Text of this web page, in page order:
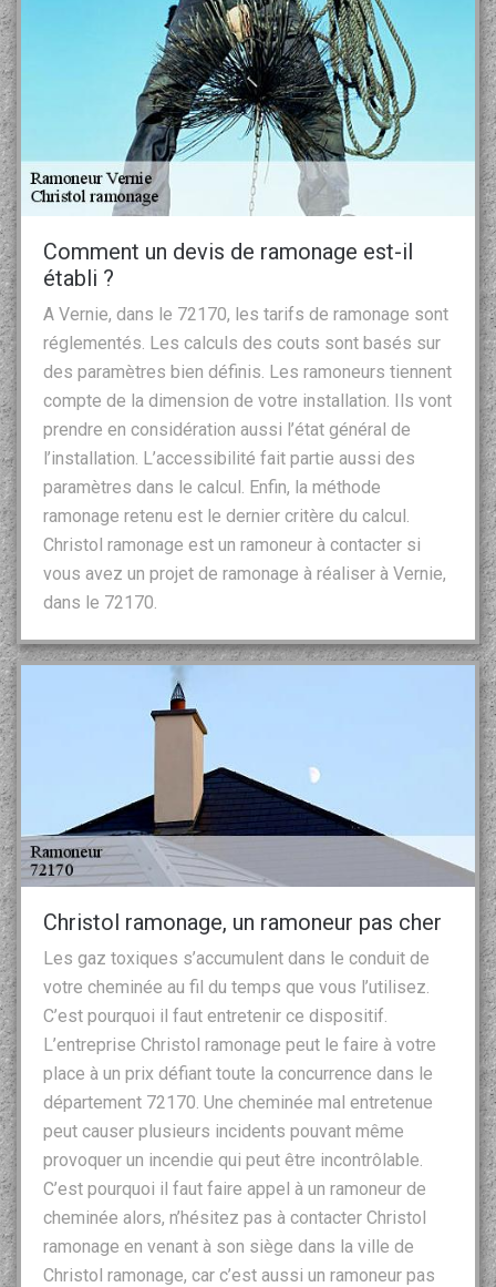
Comment un devis de ramonage est-il
établi ?
A Vernie, dans le 72170, les tarifs de ramonage sont
réglementés. Les calculs des couts sont basés sur
des paramètres bien définis. Les ramoneurs tiennent
compte de la dimension de votre installation. Ils vont
prendre en considération aussi l’état général de
l’installation. L’accessibilité fait partie aussi des
paramètres dans le calcul. Enfin, la méthode
ramonage retenu est le dernier critère du calcul.
Christol ramonage est un ramoneur à contacter si
vous avez un projet de ramonage à réaliser à Vernie,
dans le 72170.
Christol ramonage, un ramoneur pas cher
Les gaz toxiques s’accumulent dans le conduit de
votre cheminée au fil du temps que vous l’utilisez.
C’est pourquoi il faut entretenir ce dispositif.
L’entreprise Christol ramonage peut le faire à votre
place à un prix défiant toute la concurrence dans le
département 72170. Une cheminée mal entretenue
peut causer plusieurs incidents pouvant même
provoquer un incendie qui peut être incontrôlable.
C’est pourquoi il faut faire appel à un ramoneur de
cheminée alors, n’hésitez pas à contacter Christol
ramonage en venant à son siège dans la ville de
Christol ramonage, car c’est aussi un ramoneur pas